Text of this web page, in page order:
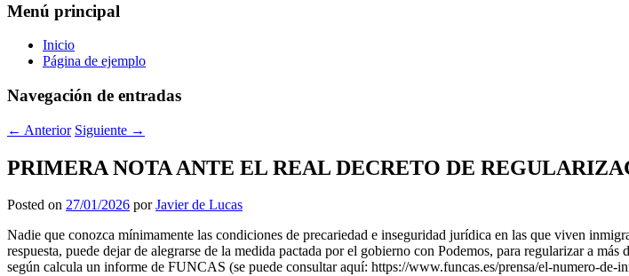
Menú principal
Inicio
Página de ejemplo
Navegación de entradas
← Anterior Siguiente →
PRIMERA NOTA ANTE EL REAL DECRETO DE
Posted on 27/01/2026 porJavier de Lucas
Nadie que conozca mínimamente las condiciones de precariedad e inseguridad jurídica en las que viven
respuesta, puede dejar de alegrarse de la medida pactada por el gobierno con Podemos, para regularizar a
según calcula un informe de FUNCAS (se puede consultar aquí: https://www.funcas.es/prensa/el-numero-